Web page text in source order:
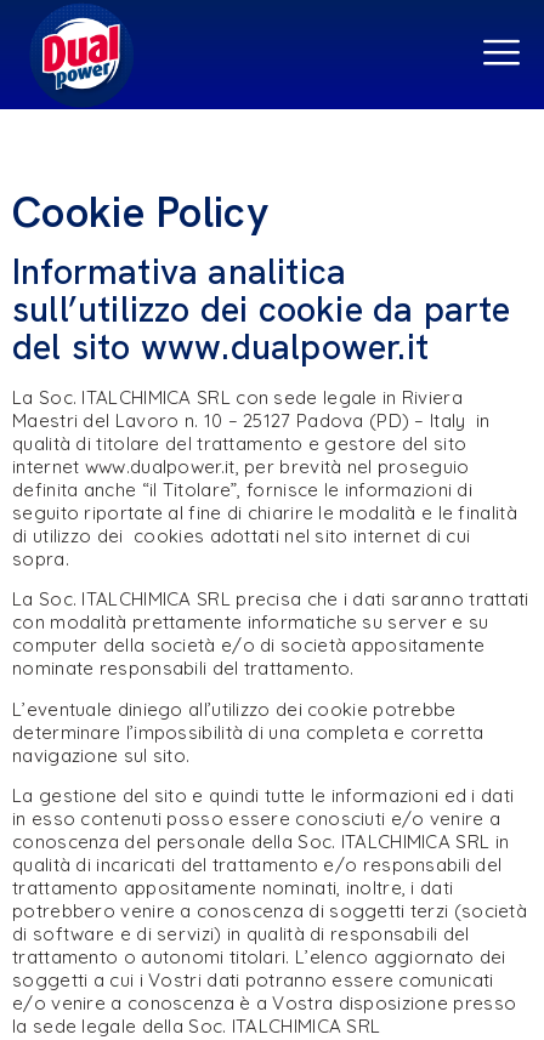
Cookie Policy
Informativa analitica
sull’utilizzo dei cookie da parte
del sito www.dualpower.it
La Soc. ITALCHIMICA SRL con sede legale in Riviera
Maestri del Lavoro n. 10 – 25127 Padova (PD) – Italy in
qualità di titolare del trattamento e gestore del sito
internet www.dualpower.it, per brevità nel proseguio
definita anche “il Titolare”, fornisce le informazioni di
seguito riportate al fine di chiarire le modalità e le finalità
di utilizzo dei cookies adottati nel sito internet di cui
sopra.
La Soc. ITALCHIMICA SRL precisa che i dati saranno trattati
con modalità prettamente informatiche su server e su
computer della società e/o di società appositamente
nominate responsabili del trattamento.
L’eventuale diniego all’utilizzo dei cookie potrebbe
determinare l’impossibilità di una completa e corretta
navigazione sul sito.
La gestione del sito e quindi tutte le informazioni ed i dati
in esso contenuti posso essere conosciuti e/o venire a
conoscenza del personale della Soc. ITALCHIMICA SRL in
qualità di incaricati del trattamento e/o responsabili del
trattamento appositamente nominati, inoltre, i dati
potrebbero venire a conoscenza di soggetti terzi (società
di software e di servizi) in qualità di responsabili del
trattamento o autonomi titolari. L’elenco aggiornato dei
soggetti a cui i Vostri dati potranno essere comunicati
e/o venire a conoscenza è a Vostra disposizione presso
la sede legale della Soc. ITALCHIMICA SRL